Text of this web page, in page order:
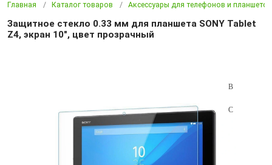
Главная Каталог товаров Аксессуары для телефонов и планшетов
Защитное стекло 0.33 мм для планшета SONY Tablet
Z4, экран 10", цвет прозрачный